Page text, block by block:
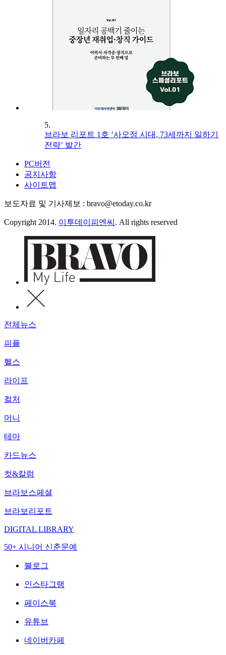
5.
브라보 리포트 1호 ‘사오정 시대, 73세까지 일하기
전략’ 발간
PC버전
공지사항
사이트맵
보도자료 및 기사제보 : bravo@etoday.co.kr
Copyright 2014. 이투데이피엔씨 . All rights reserved
전체뉴스
피플
헬스
라이프
컬처
머니
테마
카드뉴스
컷&칼럼
브라보스페셜
브라보리포트
DIGITAL LIBRARY
50+ 시니어 신춘문예
블로그
인스타그램
페이스북
유튜브
네이버카페